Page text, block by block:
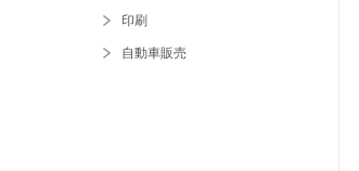
印刷
自動車販売